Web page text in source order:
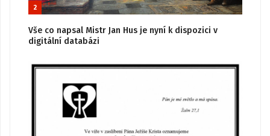
2
Vše co napsal Mistr Jan Hus je nyní k dispozici v
digitální databázi